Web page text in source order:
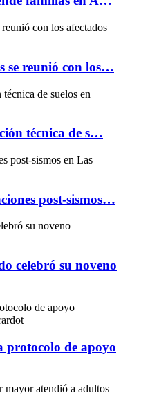
se reunió con los…
técnica de s…
post-sismos…
celebró su noveno
protocolo de apoyo